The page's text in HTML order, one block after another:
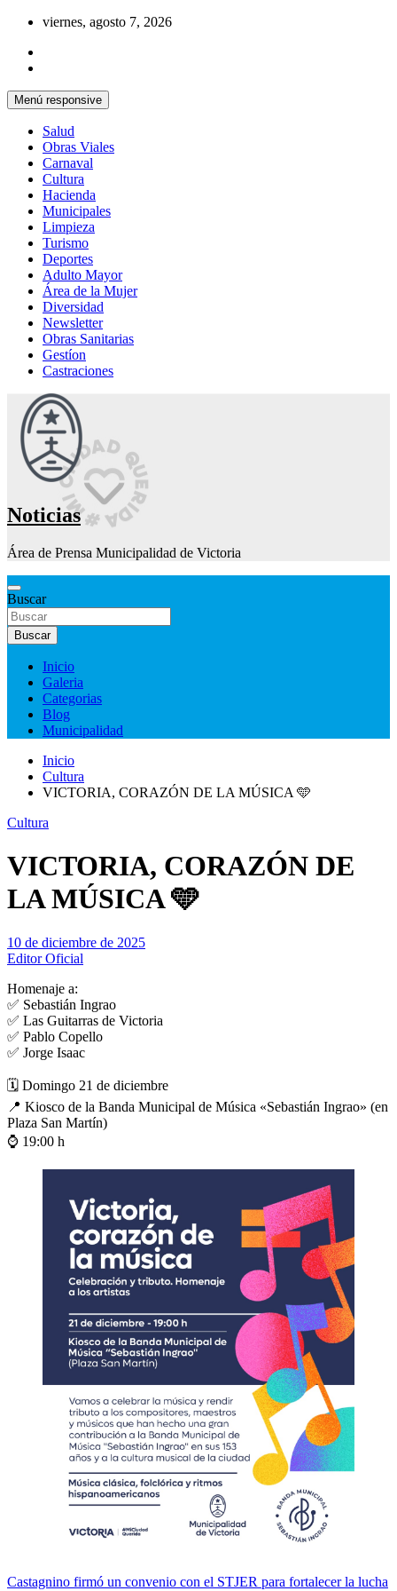
Saltar
contenido
viernes, agosto 7, 2026
Menú responsive
Salud
Obras Viales
Carnaval
Cultura
Hacienda
Municipales
Limpieza
Turismo
Deportes
Adulto Mayor
Área de la Mujer
Diversidad
Newsletter
Obras Sanitarias
Gestíon
Castraciones
Noticias
Área de Prensa Municipalidad de Victoria
Buscar
Buscar
Inicio
Galeria
Categorias
Blog
Municipalidad
Inicio
Cultura
VICTORIA, CORAZÓN DE LA MÚSICA 🩵
Cultura
VICTORIA, CORAZÓN DE
LA MÚSICA 🩵
10 de diciembre de 2025
Editor Oficial
Homenaje a:
✅ Sebastián Ingrao
✅ Las Guitarras de Victoria
✅ Pablo Copello
✅ Jorge Isaac
🗓️ Domingo 21 de diciembre
📍 Kiosco de la Banda Municipal de Música «Sebastián Ingrao» (en
Plaza San Martín)
⌚ 19:00 h
Navegación
Castagnino firmó un convenio con el STJER para fortalecer la lucha